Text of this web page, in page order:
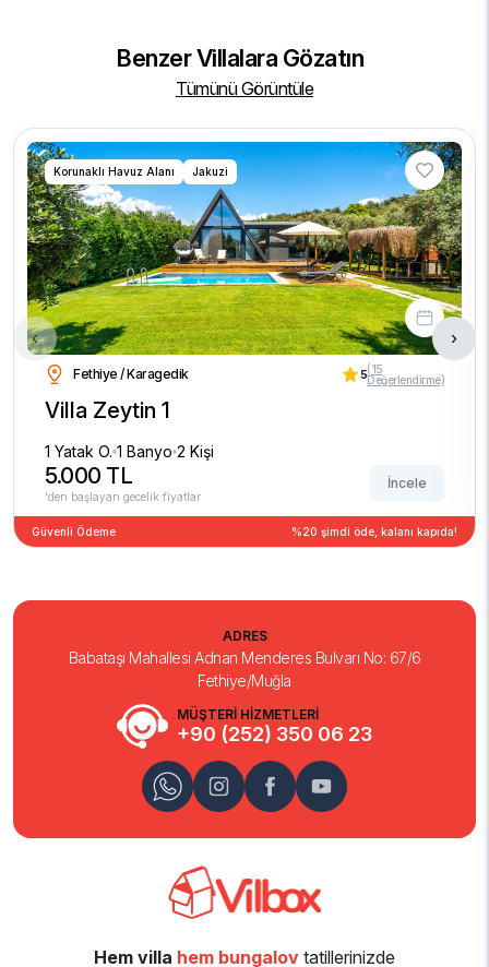
Benzer Villalara Gözatın
Tümünü Görüntüle
Korunaklı Havuz Alanı Jakuzi
Fethiye / Karagedik 5(15
Değerlendirme)
Villa Zeytin 1
1 Yatak O. 1 Banyo 2 Kişi
5.000 TL
'den başlayan gecelik fiyatlar
İncele
Güvenli Ödeme %20 şimdi öde, kalanı kapıda!
‹ ›
MÜŞTERİ HİZMETLERİ
+90 (252) 350 06 23
ADRES
Babataşı Mahallesi Adnan Menderes Bulvarı No: 67/6
Fethiye/Muğla
Hem villa hem bungalov tatillerinizde